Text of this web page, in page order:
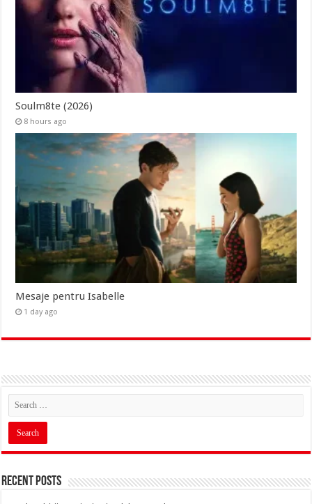
Soulm8te (2026)
8 hours ago
Mesaje pentru Isabelle
1 day ago
Recent Posts